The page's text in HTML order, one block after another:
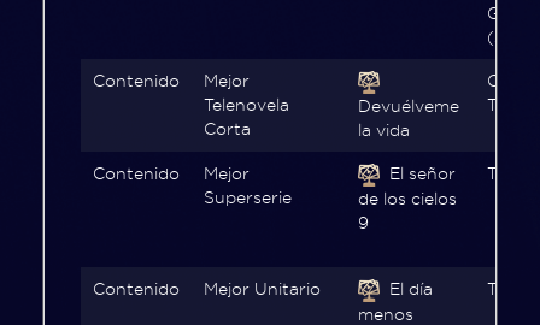
Contenido
Mejor
Telenovela
Corta
Devuélveme
la vida
Contenido
Mejor
Superserie
El señor
de los cielos
9
Contenido Mejor Unitario
El día
menos
TVN